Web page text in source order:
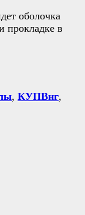
оболочка
прокладке в
, КУПВнг,